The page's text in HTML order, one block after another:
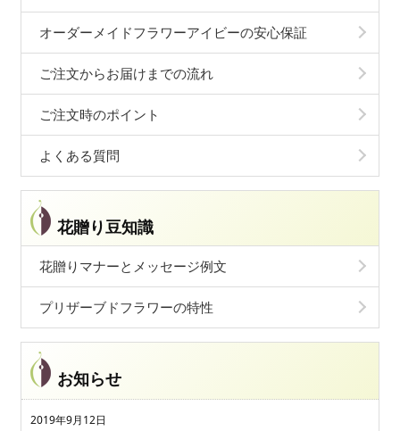
オーダーメイドフラワーアイビーの安心保証
ご注文からお届けまでの流れ
ご注文時のポイント
よくある質問
花贈り豆知識
花贈りマナーとメッセージ例文
プリザーブドフラワーの特性
お知らせ
2019年9月12日